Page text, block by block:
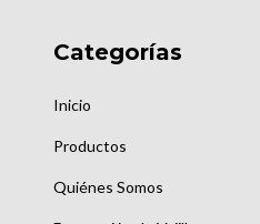
Categorías
Inicio
Productos
Quiénes Somos